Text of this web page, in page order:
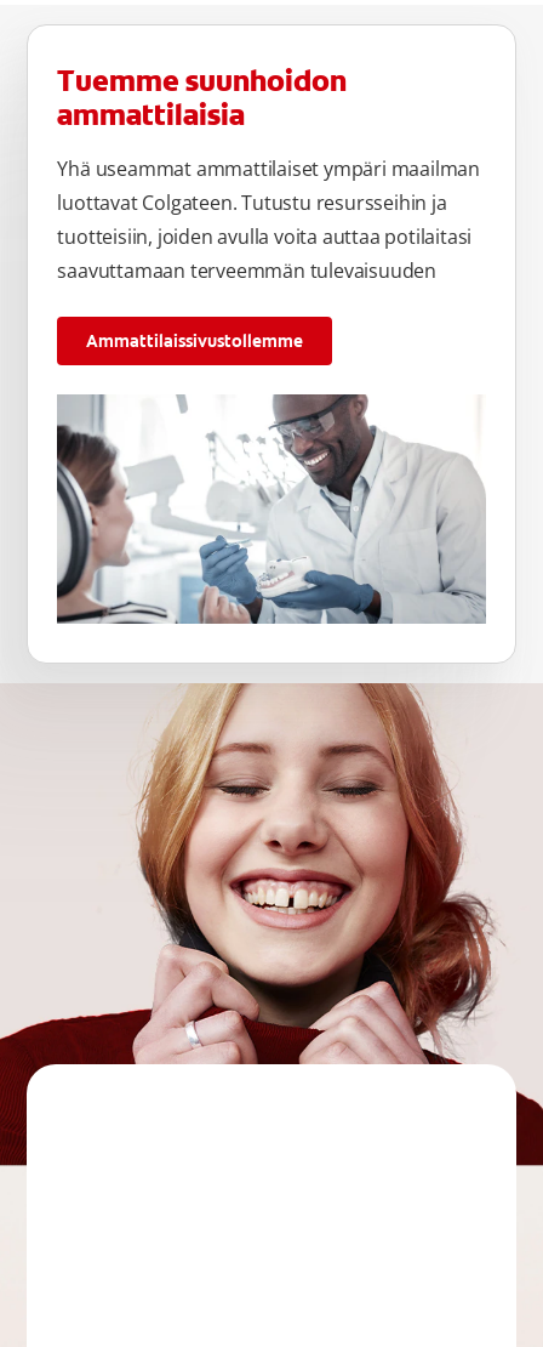
Tuemme suunhoidon
ammattilaisia
Yhä useammat ammattilaiset ympäri maailman
luottavat Colgateen. Tutustu resursseihin ja
tuotteisiin, joiden avulla voita auttaa potilaitasi
saavuttamaan terveemmän tulevaisuuden
Ammattilaissivustollemme